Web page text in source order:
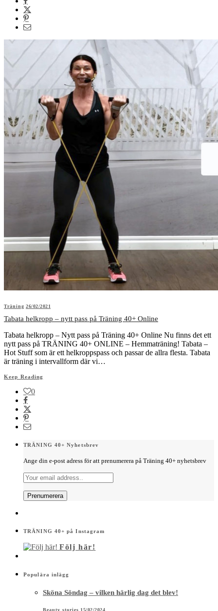
Träning 26/02/2021
Tabata helkropp – nytt pass på Träning 40+ Online
Tabata helkropp – Nytt pass på Träning 40+ Online Nu finns det ett
nytt pass på TRÄNING 40+ ONLINE – Hemmaträning! Tabata –
Hot Stuff som är ett helkroppspass och passar de allra flesta. Tabata
är träning i intervallform där vi…
Keep Reading
0
TRÄNING 40+ Nyhetsbrev
Ange din e-post adress för att prenumerera på Träning 40+ nyhetsbrev
TRÄNING 40+ på Instagram
Följ här!
Populära inlägg
Sköna Söndag – vilken härlig dag det blev!